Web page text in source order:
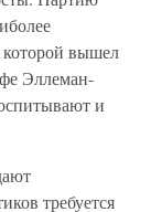
которой вышел
Эллеман-
и
требуется